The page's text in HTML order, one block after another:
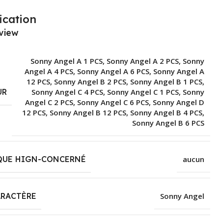
Sonny Angel A 1 PCS, Sonny Angel A 2 PCS, Sonny
Angel A 4 PCS, Sonny Angel A 6 PCS, Sonny Angel A
12 PCS, Sonny Angel B 2 PCS, Sonny Angel B 1 PCS,
Sonny Angel C 4 PCS, Sonny Angel C 1 PCS, Sonny
Angel C 2 PCS, Sonny Angel C 6 PCS, Sonny Angel D
12 PCS, Sonny Angel B 12 PCS, Sonny Angel B 4 PCS,
Sonny Angel B 6 PCS
HIGN-CONCERNÉ aucun
Sonny Angel